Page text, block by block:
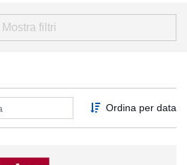
Mostra filtri
Ordina per data